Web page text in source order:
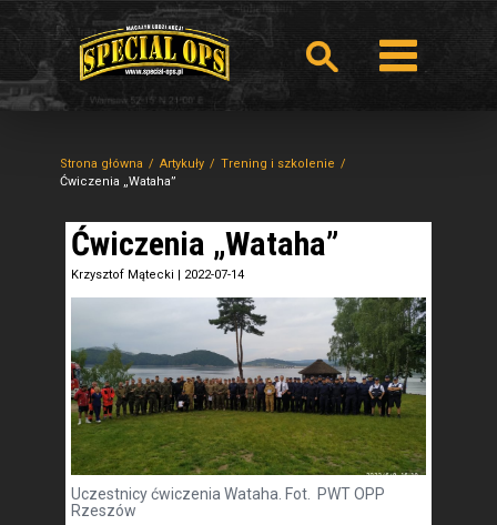
Strona główna Artykuły
Trening i szkolenie
Ćwiczenia „Wataha”
Ćwiczenia „Wataha”
Krzysztof Mątecki | 2022-07-14
Uczestnicy ćwiczenia Wataha. Fot. PWT OPP
Rzeszów